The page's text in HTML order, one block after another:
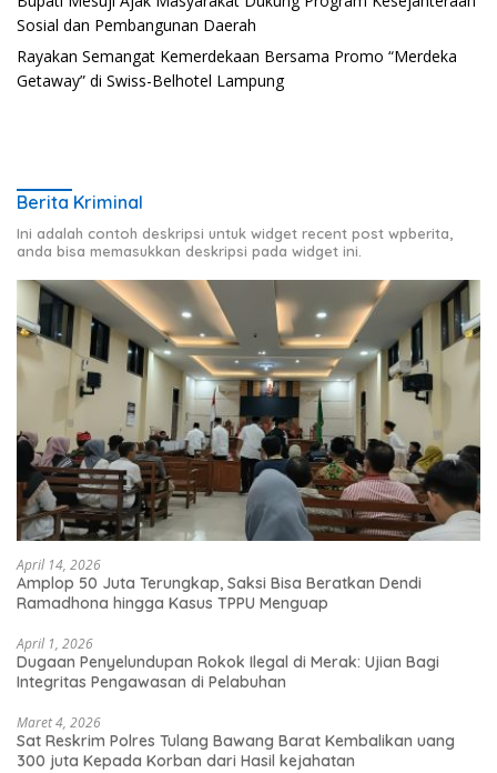
Sosial dan Pembangunan Daerah
Rayakan Semangat Kemerdekaan Bersama Promo “Merdeka
Getaway” di Swiss-Belhotel Lampung
Berita Kriminal
Ini adalah contoh deskripsi untuk widget recent post wpberita,
anda bisa memasukkan deskripsi pada widget ini.
April 14, 2026
Amplop 50 Juta Terungkap, Saksi Bisa Beratkan Dendi
Ramadhona hingga Kasus TPPU Menguap
April 1, 2026
Dugaan Penyelundupan Rokok Ilegal di Merak: Ujian Bagi
Integritas Pengawasan di Pelabuhan
Maret 4, 2026
Sat Reskrim Polres Tulang Bawang Barat Kembalikan uang
300 juta Kepada Korban dari Hasil kejahatan